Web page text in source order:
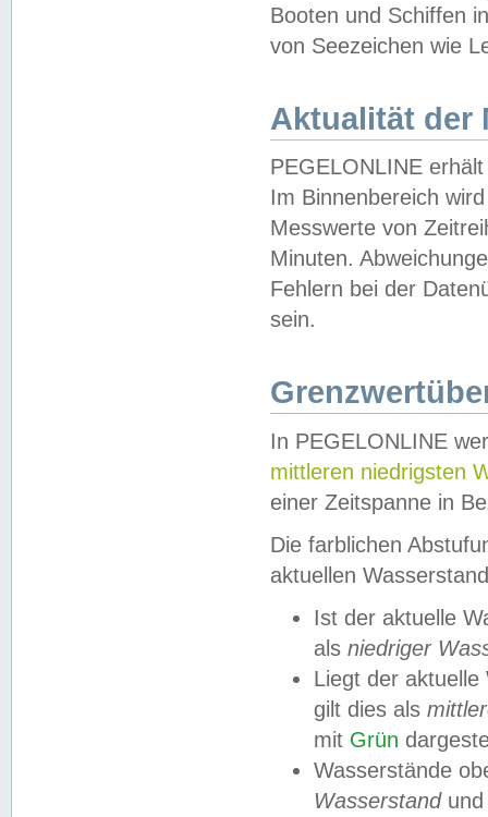
Booten und Schiffen
von Seezeichen wie
Aktualität der
PEGELONLINE
Im Binnenbereich
Messwerte von
Minuten.
Fehlern bei der
sein.
In PEGELONLINE
mittleren niedrigsten
einer Zeitspanne in
Die farblichen
aktuellen
Ist der aktuelle
als niedriger
Liegt der
gilt dies als
mit Grün
Wasserstände
Wasserstandund